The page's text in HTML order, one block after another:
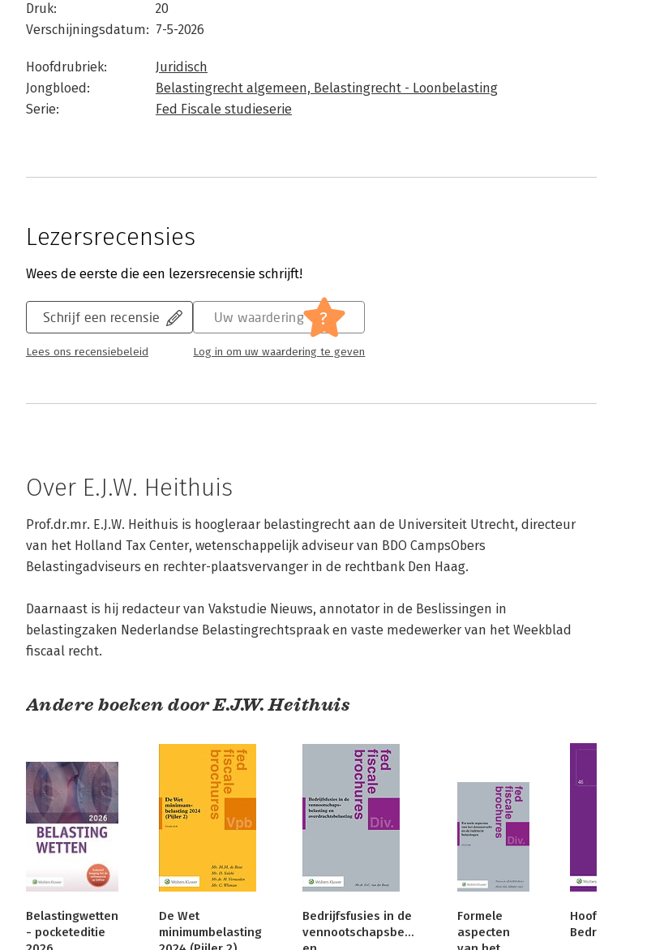
Druk:
20
Verschijningsdatum: 7-5-2026
Hoofdrubriek:
Juridisch
Jongbloed:
Belastingrecht algemeen, Belastingrecht - Loonbelasting
Serie:
Fed Fiscale studieserie
Lezersrecensies
Wees de eerste die een lezersrecensie schrijft!
Schrijf een recensie
Lees ons recensiebeleid
Uw waardering ?
Log in om uw waardering te geven
Over E.J.W. Heithuis
Prof.dr.mr. E.J.W. Heithuis is hoogleraar belastingrecht aan de Universiteit Utrecht, directeur
van het Holland Tax Center, wetenschappelijk adviseur van BDO CampsObers
Belastingadviseurs en rechter-plaatsvervanger in de rechtbank Den Haag.
Daarnaast is hij redacteur van Vakstudie Nieuws, annotator in de Beslissingen in
belastingzaken Nederlandse Belastingrechtspraak en vaste medewerker van het Weekblad
fiscaal recht.
Andere boeken door E.J.W. Heithuis
Belastingwetten
- pocketeditie
De Wet
minimumbelasting
Bedrijfsfusies in de
vennootschapsbelasting
Formele
aspecten
Hoofdzaken
Bedrijfsopvolging